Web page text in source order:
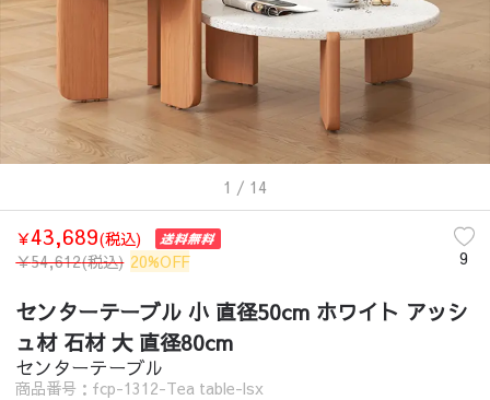
1 / 14
￥43,689(税込)
￥54,612(税込) 20%OFF 9
センターテーブル 小 直径50cm ホワイト アッシ
ュ材 石材 大 直径80cm
センターテーブル
商品番号：fcp-1312-Tea table-lsx